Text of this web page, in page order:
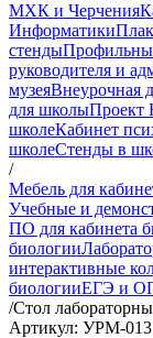
МХК и Черчения
Информатики
стенды
руководителя и
музеяВнеурочная
для школыПроект
школеКабинет
школеСтенды в
/
Мебель для
Учебные и
ПО для кабинета
биологии
интерактивные
биологииЕГЭ и
/Стол
Артикул: УРМ-013